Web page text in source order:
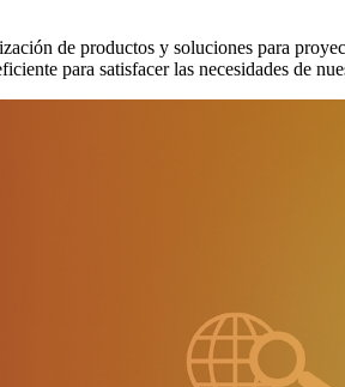
de productos y soluciones para
para satisfacer las necesidades de